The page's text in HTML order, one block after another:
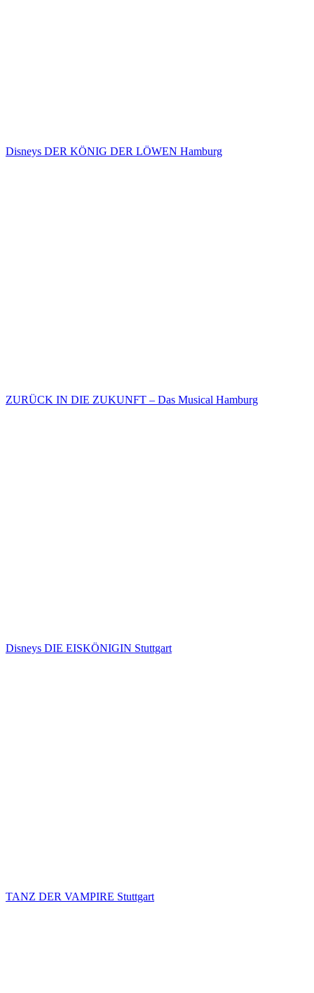
Disneys DER KÖNIG DER LÖWEN Hamburg
ZURÜCK IN DIE ZUKUNFT – Das Musical Hamburg
Disneys DIE EISKÖNIGIN Stuttgart
TANZ DER VAMPIRE Stuttgart